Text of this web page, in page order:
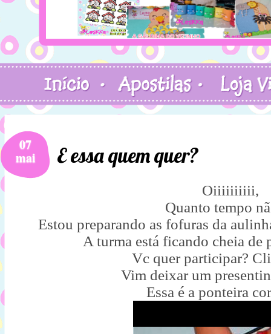
07
mai E essa quem quer?
Oiiiiiiiiii,
Quanto tempo
Estou preparando as fofuras da
A turma está ficando cheia de
Vc quer participar?
Vim deixar um
Essa é a ponteira